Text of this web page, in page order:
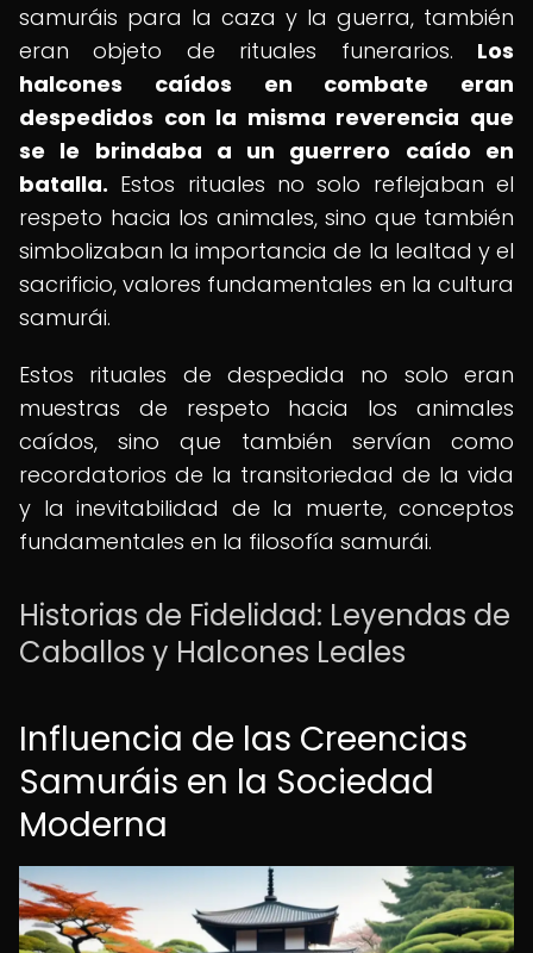
samuráis para la caza y la guerra, también
eran objeto de rituales funerarios. Los
halcones caídos en combate eran
despedidos con la misma reverencia que
se le brindaba a un guerrero caído en
batalla. Estos rituales no solo reflejaban el
respeto hacia los animales, sino que también
simbolizaban la importancia de la lealtad y el
sacrificio, valores fundamentales en la cultura
samurái.
Estos rituales de despedida no solo eran
muestras de respeto hacia los animales
caídos, sino que también servían como
recordatorios de la transitoriedad de la vida
y la inevitabilidad de la muerte, conceptos
fundamentales en la filosofía samurái.
Historias de Fidelidad: Leyendas de
Caballos y Halcones Leales
Influencia de las Creencias
Samuráis en la Sociedad
Moderna